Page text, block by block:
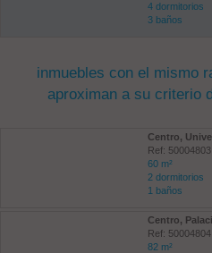
4 dormitorios
3 baños
inmuebles con el mismo
aproximan a su criterio
Centro,
Ref: 50004803
60 m²
2 dormitorios
1 baños
Centro,
Ref: 50004804
82 m²